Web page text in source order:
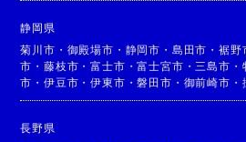
静岡県
菊川市 ・ 御殿場市 ・ 静岡市 ・ 島田市 ・裾野
市 ・藤枝市 ・富士市 ・富士宮市 ・ 三島市 ・
市 ・伊豆市 ・伊東市 ・磐田市 ・ 御前崎市 ・
長野県